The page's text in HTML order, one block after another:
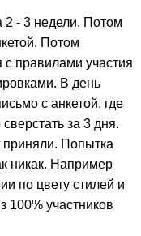
2 - 3 недели. Потом
Потом
правилами участия
В день
с анкетой, где
за 3 дня.
приняли. Попытка
никак. Например
по цвету стилей и
100% участников